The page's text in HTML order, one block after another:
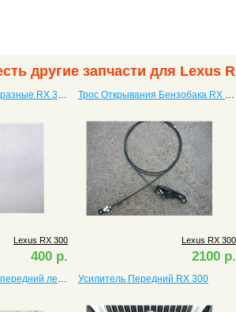
другие запчасти для Lexus
Кнопка управления разные RX 300
Lexus RX 300
400 р.
Трос Открывания Бензобака RX 300
Lexus RX 300
2100 р.
Тормозной суппорт передний левый RX 300 Усилитель Передний RX 300